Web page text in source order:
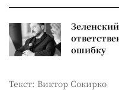
ошибку
Текст: Виктор Сокирко